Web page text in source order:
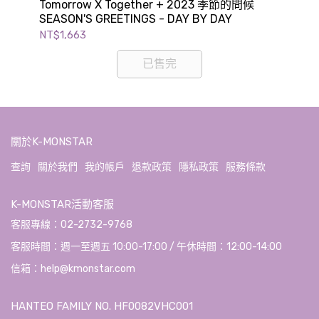
Tomorrow X Together + 2023 季節的問候
SEASON'S GREETINGS - DAY BY DAY
NT$1,663
已售完
關於K-MONSTAR
查詢 關於我們 我的帳戶 退款政策 隱私政策 服務條款
K-MONSTAR活動客服
客服專線：02-2732-9768
客服時間：週一至週五 10:00-17:00 / 午休時間：12:00-14:00
信箱：help@kmonstar.com
HANTEO FAMILY NO. HF0082VHC001